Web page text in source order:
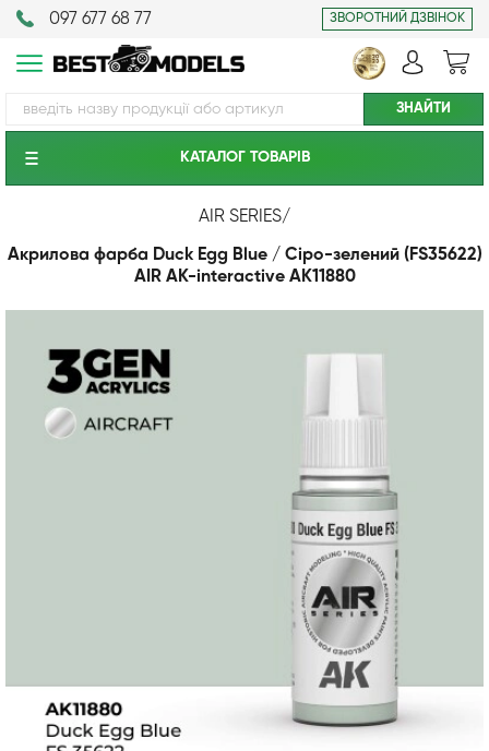
097 677 68 77 ЗВОРОТНИЙ ДЗВІНОК
КАТАЛОГ ТОВАРIВ
AIR SERIES/
Акрилова фарба Duck Egg Blue / Сіро-зелений (FS35622)
AIR АК-interactive AK11880